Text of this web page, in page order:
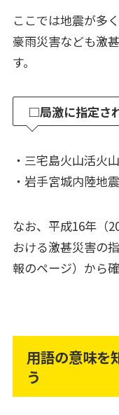
ここでは地震が多
豪雨災害なども激
す。
□局激に指定さ
・三宅島火山活火
・岩手宮城内陸地
なお、平成16年（
おける激甚災害の
報のページ）から
用語の意味を
う